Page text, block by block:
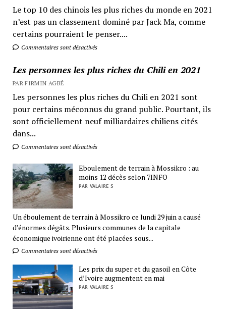
Le top 10 des chinois les plus riches du monde en 2021
n’est pas un classement dominé par Jack Ma, comme
certains pourraient le penser....
Commentaires sont désactivés
Les personnes les plus riches du Chili en 2021
PAR FIRMIN AGBÉ
Les personnes les plus riches du Chili en 2021 sont
pour certains méconnus du grand public. Pourtant, ils
sont officiellement neuf milliardaires chiliens cités
dans...
Commentaires sont désactivés
Eboulement de terrain à Mossikro : au
moins 12 décès selon 7INFO
PAR VALAIRE S
Un éboulement de terrain à Mossikro ce lundi 29 juin a causé
d’énormes dégâts. Plusieurs communes de la capitale
économique ivoirienne ont été placées sous...
Commentaires sont désactivés
Les prix du super et du gasoil en Côte
d’Ivoire augmentent en mai
PAR VALAIRE S